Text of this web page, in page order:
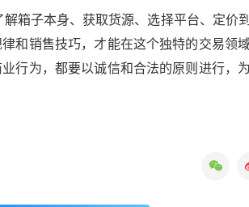
箱子本身、获取货源、选择平台、定价
和销售技巧，才能在这个独特的交易领
行为，都要以诚信和合法的原则进行，